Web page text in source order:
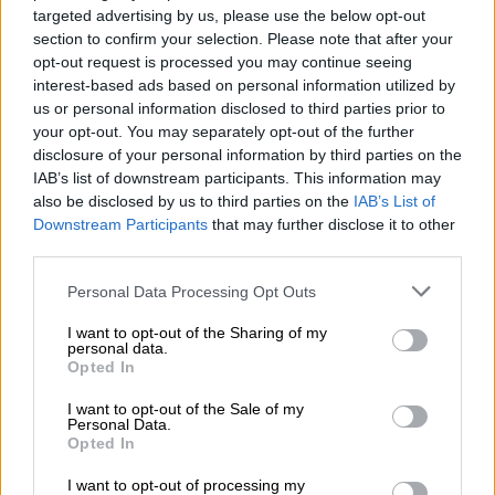
targeted advertising by us, please use the below opt-out
section to confirm your selection. Please note that after your
opt-out request is processed you may continue seeing
interest-based ads based on personal information utilized by
us or personal information disclosed to third parties prior to
your opt-out. You may separately opt-out of the further
disclosure of your personal information by third parties on the
IAB’s list of downstream participants. This information may
also be disclosed by us to third parties on the IAB’s List of
Downstream Participants that may further disclose it to other
Please note that this website/app uses one or more Google
not limited to your visit or usage behaviour. You may click to
grant or deny consent to Google and its third-party tags to
use your data for below specified purposes in below Google
consent section.
Personal Data Processing Opt Outs
I want to opt-out of the Sharing of my
personal data.
Opted In
I want to opt-out of the Sale of my
Personal Data.
Opted In
I want to opt-out of processing my
Πού θα δείτε την έκλειψη
Σύμφωνα με τηNASA , περίπου31,5
εκατομμύρια άνθρωποι ζουν κατά μήκος του
μονοπατιού της έκλειψης, ενώ συνολικά
πάνω από 300 εκατομμύρια άτομα θα έχουν
την ευκαιρία να βιώσουν έστω και μερική
NASA
έχει προγραμματίσει
ώρα Ελλάδας και για τρεις ώρες από
τοποθεσίες σε όλες τιςΗΠΑ. Η ζωντανή
κάλυψη θα παρέχεται από την ιστοσελίδα
YouTube με εικόνα μόνο από τηλεσκόπια.